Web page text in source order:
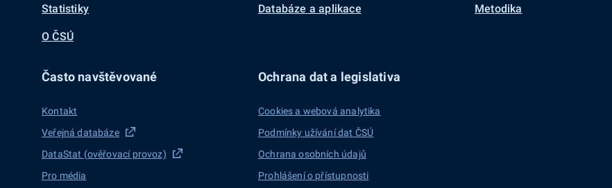
Statistiky Databáze a aplikace Metodika
O ČSÚ
Často navštěvované
Kontakt
Veřejná databáze
DataStat (ověřovací provoz)
Pro média
Ochrana dat a legislativa
Cookies a webová analytika
Podmínky užívání dat ČSÚ
Ochrana osobních údajů
Prohlášení o přístupnosti